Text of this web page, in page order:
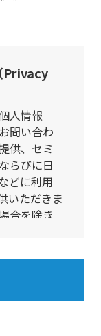
Privacy
人情報
問い合わ
供、セミ
らびに日
どに利用
いただきま
合を除き
定して委
るよう監